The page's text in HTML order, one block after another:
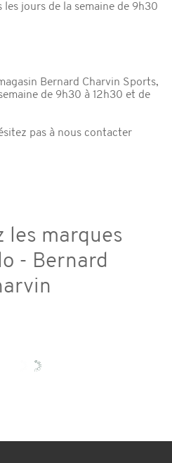
jours de la semaine de 9h30
Bernard Charvin Sports,
de 9h30 à 12h30 et de
pas à nous contacter
les marques
- Bernard